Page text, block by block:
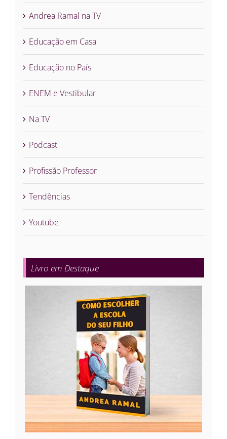
Andrea Ramal na TV
Educação em Casa
Educação no País
ENEM e Vestibular
Na TV
Podcast
Profissão Professor
Tendências
Youtube
Livro em Destaque